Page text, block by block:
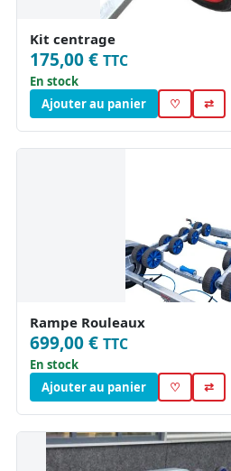
Kit centrage
175,00 € TTC
En stock
Ajouter au panier
♡ ⇄
Rampe Rouleaux
699,00 € TTC
En stock
Ajouter au panier
♡ ⇄